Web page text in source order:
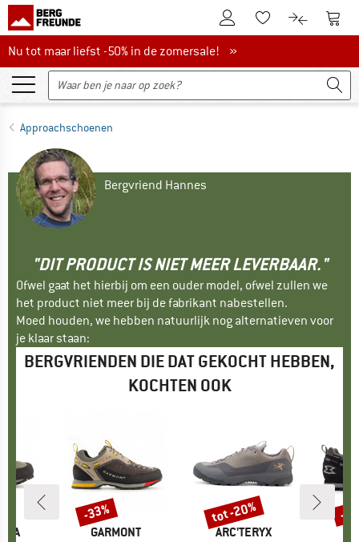
De klantenaccount
Naar deNaar de
Nu tot maar liefst -50% in de zomersale!
Nu tot maar liefst -50% in de zomersale! »
Approachschoenen
Bergvriend Hannes
"DIT PRODUCT IS NIET MEER LEVERBAAR."
Ofwel gaat het hierbij om een ouder model, ofwel zullen we
het product niet meer bij de fabrikant nabestellen.
Moed houden, we hebben natuurlijk nog alternatieven voor
je klaar staan:
BERGVRIENDEN DIE DAT GEKOCHT HEBBEN,
KOCHTEN OOK
MERK
GARMONT
Korting
-33%
MERK
ARC'TERYX
Korting
tot -20% -